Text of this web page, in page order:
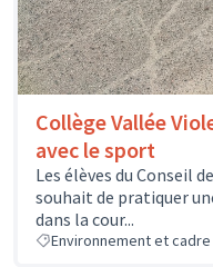
Collège Vallée
avec le sport
Les élèves du Conseil
souhait de pratiquer
dans la cour...
Environnement et